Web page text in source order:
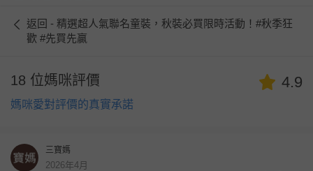
返回 - 精選超人氣聯名童裝，秋裝必買限時活動！#秋季狂
歡 #先買先贏
18 位媽咪評價
媽咪愛對評價的真實承諾
4.9
三寶媽
2026年4月